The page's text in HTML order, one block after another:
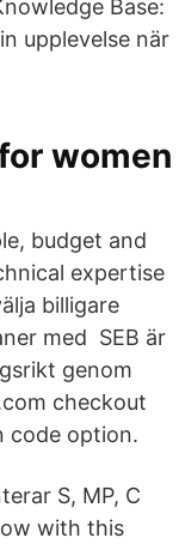
Base:
upplevelse när
women
budget and
expertise
billigare
med SEB är
genom
checkout
code option.
S, MP, C
with this